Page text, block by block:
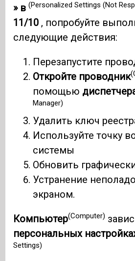
» в(Personalized Settings (Not
11/10 , попробуйте
следующие действия:
Перезапустите
Откройте проводник
помощью
Manager)
Удалить ключ
Используйте точку
системы
Обновить
Устранение
экраном.
Компьютер(Computer)
персональных
Settings)